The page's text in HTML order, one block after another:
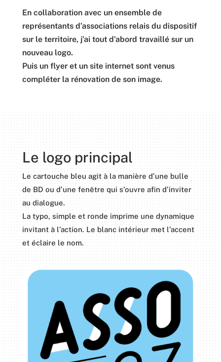
En collaboration avec un ensemble de
représentants d’associations relais du dispositif
sur le territoire, j’ai tout d’abord travaillé sur un
nouveau logo.
Puis un flyer et un site internet sont venus
compléter la rénovation de son image.
Le logo principal
Le cartouche bleu agit à la manière d’une bulle
de BD ou d’une fenêtre qui s’ouvre afin d’inviter
au dialogue.
La typo, simple et ronde imprime une dynamique
invitant à l’action. Le blanc intérieur met l’accent
et éclaire le nom.